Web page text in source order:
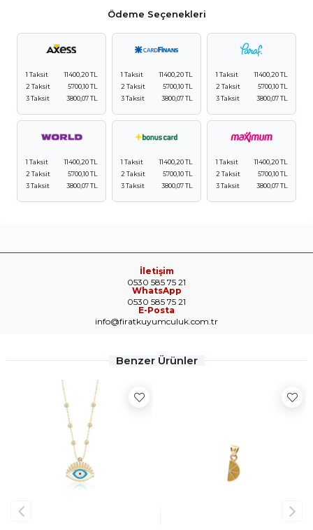
Ödeme Seçenekleri
1 Taksit
11400,20 TL
2 Taksit
5700,10 TL
3 Taksit
3800,07 TL
1 Taksit
11400,20 TL
2 Taksit
5700,10 TL
3 Taksit
3800,07 TL
1 Taksit
11400,20 TL
2 Taksit
5700,10 TL
3 Taksit
3800,07 TL
1 Taksit
11400,20 TL
2 Taksit
5700,10 TL
3 Taksit
3800,07 TL
1 Taksit
11400,20 TL
2 Taksit
5700,10 TL
3 Taksit
3800,07 TL
1 Taksit
11400,20 TL
2 Taksit
5700,10 TL
3 Taksit
3800,07 TL
İletişim
0530 585 75 21
WhatsApp
0530 585 75 21
E-Posta
info@firatkuyumculuk.com.tr
Benzer Ürünler